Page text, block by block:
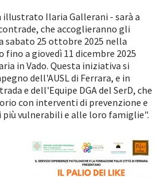
Ilaria Gallerani - sarà a
che accoglieranno gli
sabato 25 ottobre 2025 nella
a giovedì 11 dicembre 2025
in Vado. Questa iniziativa si
dell'AUSL di Ferrara, e in
e dell'Equipe DGA del SerD, che
con interventi di prevenzione e
vulnerabili e alle loro famiglie".